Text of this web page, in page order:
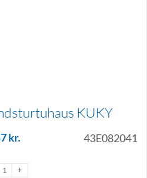
KUKY
kr. 43E082041